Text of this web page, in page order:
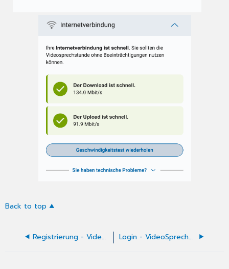
Back to top
Registrierung - VideoSprechstunde Login - VideoSprechstunde